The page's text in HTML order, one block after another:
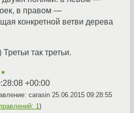
в правом —
конкретной ветви дерева
так третьи.
+00:00
carasin 25.06.2015 09:28:55
1)